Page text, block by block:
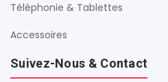
Téléphonie & Tablettes
Accessoires
Suivez-Nous & Contact